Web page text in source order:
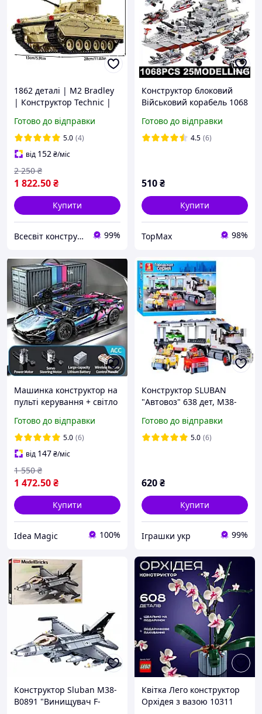
1862 деталі | M2 Bradley
| Конструктор Technic |
| Лего Технік Бойова
машина Бредлі
Готово до відправки
5.0 (4)
від 152₴/міс
1 822.50₴
2 250 ₴
Купити
Всесвіт конструкторів 99%
Конструктор блоковий
Військовий корабель 1068
Готово до відправки
4.5 (6)
510₴
Купити
TopMax 98%
Машинка конструктор на
пульті керування + світло
Готово до відправки
5.0 (6)
від 147₴/міс
1 472.50₴
1 550 ₴
Купити
Idea Magic 100%
Конструктор SLUBAN
"Автовоз" 638 дет, M38-
Готово до відправки
5.0 (6)
620₴
Купити
Іграшки укр 99%
Конструктор Sluban M38-
B0891 "Винищувач F-
Квітка Лего конструктор
Орхідея з вазою 10311